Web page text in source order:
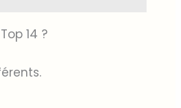
14 ?